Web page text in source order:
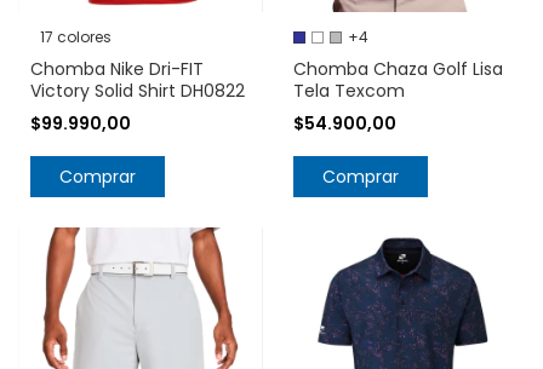
17 colores
Chomba Nike Dri-FIT
Victory Solid Shirt DH0822
$99.990,00
Comprar
+4
Chomba Chaza Golf Lisa
Tela Texcom
$54.900,00
Comprar